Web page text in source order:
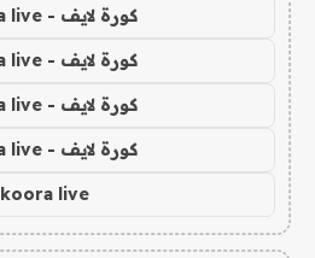
كورة لايف - koora live
كورة لايف - koora live
كورة لايف - koora live
كورة لايف - koora live
koora live